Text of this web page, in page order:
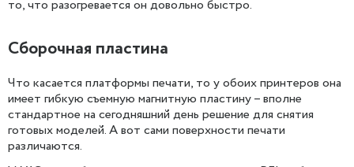
то, что разогревается он довольно быстро.
Сборочная пластина
Что касается платформы печати, то у обоих принтеров она
имеет гибкую съемную магнитную пластину – вполне
стандартное на сегодняшний день решение для снятия
готовых моделей. А вот сами поверхности печати
различаются.